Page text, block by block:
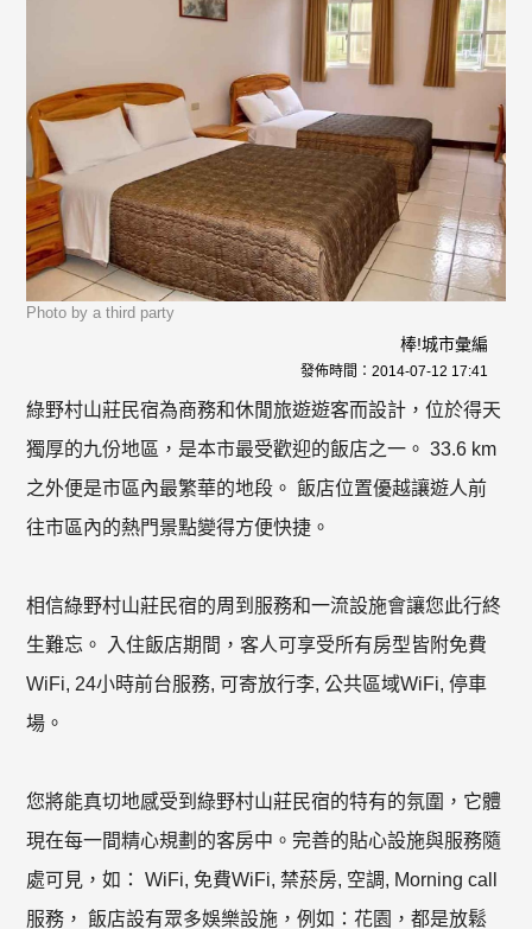
Photo by a third party
棒!城市彙編
發佈時間： 2014-07-12 17:41
綠野村山莊民宿為商務和休閒旅遊遊客而設計，位於得天
獨厚的九份地區，是本市最受歡迎的飯店之一。 33.6 km
之外便是市區內最繁華的地段。 飯店位置優越讓遊人前
往市區內的熱門景點變得方便快捷。
相信綠野村山莊民宿的周到服務和一流設施會讓您此行終
生難忘。 入住飯店期間，客人可享受所有房型皆附免費
WiFi, 24小時前台服務, 可寄放行李, 公共區域WiFi, 停車
場。
您將能真切地感受到綠野村山莊民宿的特有的氛圍，它體
現在每一間精心規劃的客房中。完善的貼心設施與服務隨
處可見，如： WiFi, 免費WiFi, 禁菸房, 空調, Morning call
服務， 飯店設有眾多娛樂設施，例如：花園，都是放鬆